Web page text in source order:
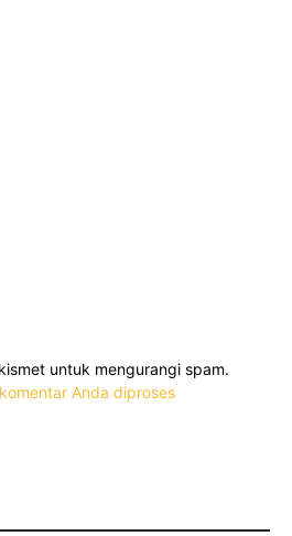
untuk mengurangi spam.
Anda diproses